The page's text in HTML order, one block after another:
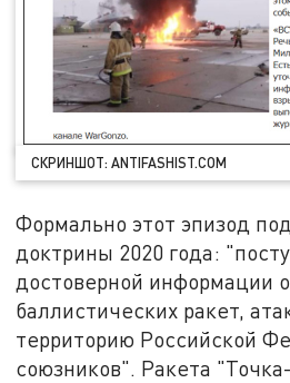
СКРИНШОТ: ANTIFASHIST.COM
Формально этот эпизод
доктрины 2020 года:
достоверной информации
баллистических ракет,
территорию Российской
союзников". Ракета